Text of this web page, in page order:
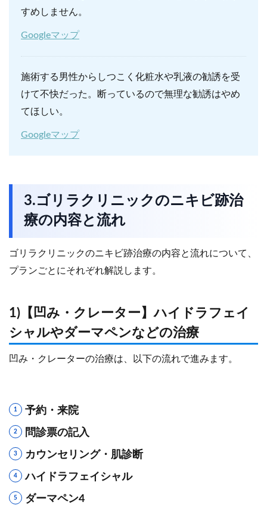
すめしません。
Googleマップ
施術する男性からしつこく化粧水や乳液の勧誘を受
けて不快だった。断っているので無理な勧誘はやめ
てほしい。
Googleマップ
3.ゴリラクリニックのニキビ跡治
療の内容と流れ
ゴリラクリニックのニキビ跡治療の内容と流れについて、
プランごとにそれぞれ解説します。
1)【凹み・クレーター】ハイドラフェイ
シャルやダーマペンなどの治療
凹み・クレーターの治療は、以下の流れで進みます。
予約・来院
問診票の記入
カウンセリング・肌診断
ハイドラフェイシャル
ダーマペン4